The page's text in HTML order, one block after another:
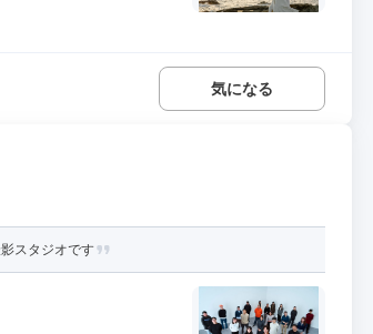
気になる
スタジオです